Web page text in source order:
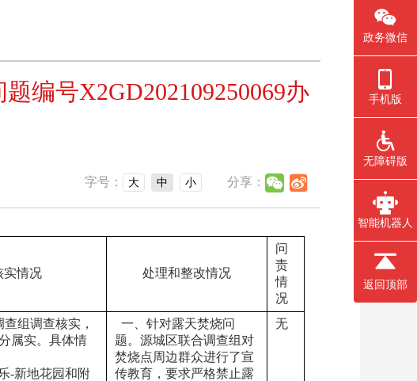
编号X2GD202109250069办
字号： 大 中 小 分享：
实情况 处理和整改情况
问
责
情
况
组调查核实，
属实。具体情
-新地花园和附
一、针对露天焚烧问
题。源城区联合调查组对
焚烧点周边群众进行了宣
传教育，要求严格禁止露
无
政务微信
手机版
无障碍版
智能机器人
返回顶部